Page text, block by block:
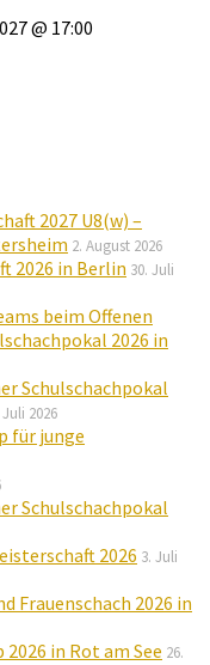
@ 17:00
2027 U8(w) –
2. August 2026
2026 in Berlin 30. Juli
beim Offenen
2026 in
Schulschachpokal
Juli 2026
für junge
Schulschachpokal
2026 3. Juli
Frauenschach 2026 in
in Rot am See 26.